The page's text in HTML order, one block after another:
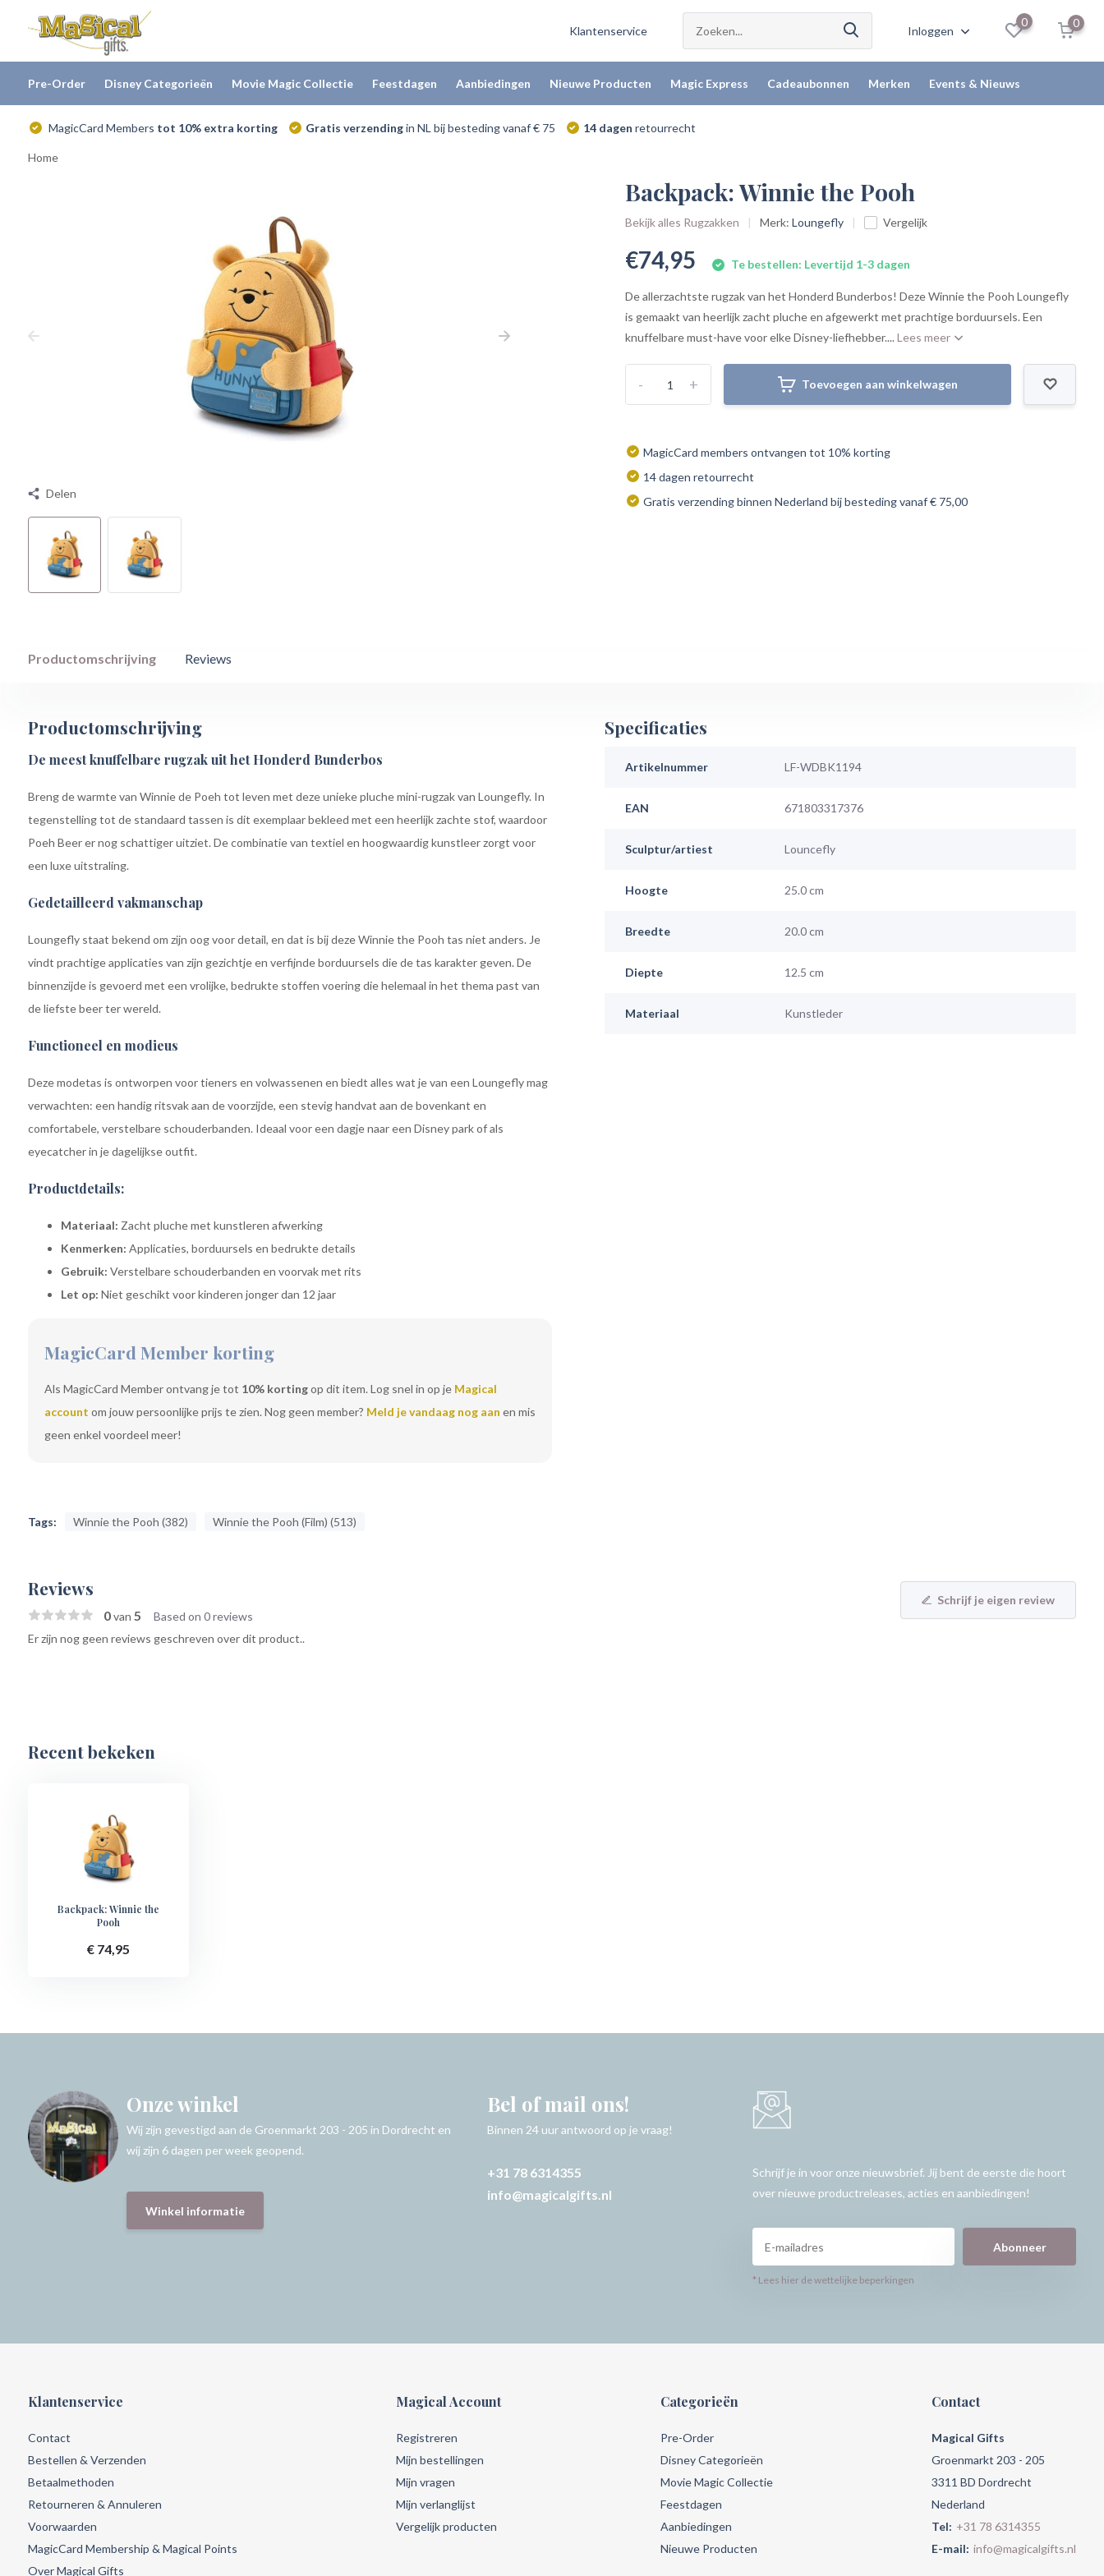
Klantenservice Inloggen
0 0
Pre-Order Disney Categorieën Movie Magic Collectie Feestdagen Aanbiedingen Nieuwe Producten Magic Express Cadeaubonnen Merken Events & Nieuws
MagicCard Members tot 10% extra korting Gratis verzendingin NL bij besteding vanaf € 75 14 dagen retourrecht
Home
Delen
Backpack: Winnie the Pooh
Bekijk alles Rugzakken Merk:Loungefly Vergelijk
€74,95 Te bestellen: Levertijd 1-3 dagen
De allerzachtste rugzak van het Honderd Bunderbos! Deze Winnie the Pooh Loungefly
is gemaakt van heerlijk zacht pluche en afgewerkt met prachtige borduursels. Een
knuffelbare must-have voor elke Disney-liefhebber....Lees meer
+
- Toevoegen aan winkelwagen
MagicCard members ontvangen tot 10% korting
14 dagen retourrecht
Gratis verzending binnen Nederland bij besteding vanaf € 75,00
Productomschrijving Reviews
Productomschrijving
De meest knuffelbare rugzak uit het Honderd Bunderbos
Breng de warmte van Winnie de Poeh tot leven met deze unieke pluche mini-rugzak van Loungefly. In
tegenstelling tot de standaard tassen is dit exemplaar bekleed met een heerlijk zachte stof, waardoor
Poeh Beer er nog schattiger uitziet. De combinatie van textiel en hoogwaardig kunstleer zorgt voor
een luxe uitstraling.
Gedetailleerd vakmanschap
Loungefly staat bekend om zijn oog voor detail, en dat is bij deze Winnie the Pooh tas niet anders. Je
vindt prachtige applicaties van zijn gezichtje en verfijnde borduursels die de tas karakter geven. De
binnenzijde is gevoerd met een vrolijke, bedrukte stoffen voering die helemaal in het thema past van
de liefste beer ter wereld.
Functioneel en modieus
Deze modetas is ontworpen voor tieners en volwassenen en biedt alles wat je van een Loungefly mag
verwachten: een handig ritsvak aan de voorzijde, een stevig handvat aan de bovenkant en
comfortabele, verstelbare schouderbanden. Ideaal voor een dagje naar een Disney park of als
eyecatcher in je dagelijkse outfit.
Productdetails:
Materiaal: Zacht pluche met kunstleren afwerking
Kenmerken: Applicaties, borduursels en bedrukte details
Gebruik: Verstelbare schouderbanden en voorvak met rits
Let op: Niet geschikt voor kinderen jonger dan 12 jaar
MagicCard Member korting
Als MagicCard Member ontvang je tot 10% kortingop dit item. Log snel in op je Magical
account om jouw persoonlijke prijs te zien. Nog geen member? Meld je vandaag nog aan en mis
geen enkel voordeel meer!
Tags: Winnie the Pooh (382) Winnie the Pooh (Film) (513)
Specificaties
Artikelnummer LF-WDBK1194
EAN 671803317376
Sculptur/artiest Louncefly
Hoogte 25.0 cm
Breedte 20.0 cm
Diepte 12.5 cm
Materiaal Kunstleder
Reviews
0van 5 Based on 0 reviews
Schrijf je eigen review
Er zijn nog geen reviews geschreven over dit product..
Recent bekeken
Backpack: Winnie the
Pooh
€ 74,95
Onze winkel
Wij zijn gevestigd aan de Groenmarkt 203 - 205 in Dordrecht en
wij zijn 6 dagen per week geopend.
Winkel informatie
Bel of mail ons!
Binnen 24 uur antwoord op je vraag!
+31 78 6314355
info@magicalgifts.nl
Schrijf je in voor onze nieuwsbrief. Jij bent de eerste die hoort
over nieuwe productreleases, acties en aanbiedingen!
Abonneer
* Lees hier de wettelijke beperkingen
Klantenservice
Contact
Bestellen & Verzenden
Betaalmethoden
Retourneren & Annuleren
Voorwaarden
MagicCard Membership & Magical Points
Over Magical Gifts
Magical Account
Registreren
Mijn bestellingen
Mijn vragen
Mijn verlanglijst
Vergelijk producten
Categorieën
Pre-Order
Disney Categorieën
Movie Magic Collectie
Feestdagen
Aanbiedingen
Nieuwe Producten
Contact
Magical Gifts
Groenmarkt 203 - 205
3311 BD Dordrecht
Nederland
Tel: +31 78 6314355
E-mail: info@magicalgifts.nl